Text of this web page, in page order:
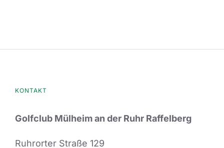
KONTAKT
Golfclub Mülheim an der Ruhr Raffelberg
Ruhrorter Straße 129